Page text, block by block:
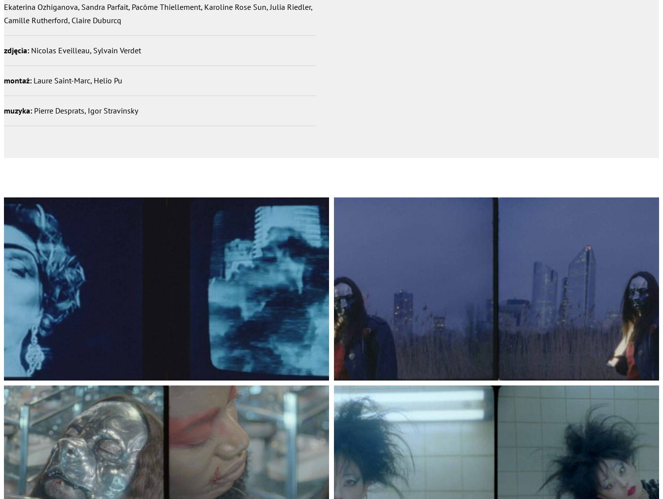
Ekaterina Ozhiganova, Sandra Parfait, Pacôme Thiellement, Karoline Rose Sun, Julia Riedler,
Camille Rutherford, Claire Duburcq
zdjęcia: Nicolas Eveilleau, Sylvain Verdet
montaż: Laure Saint-Marc, Helio Pu
muzyka: Pierre Desprats, Igor Stravinsky